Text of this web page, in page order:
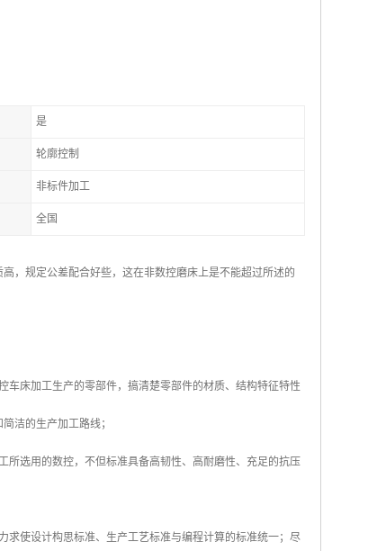
是
轮廓控制
非标件加工
全国
，规定公差配合好些，这在非数控磨床上是不能超过所述的
车床加工生产的零部件，搞清楚零部件的材质、结构特征特性
洁的生产加工路线；
所选用的数控，不但标准具备高韧性、高耐磨性、充足的抗压
求使设计构思标准、生产工艺标准与编程计算的标准统一；尽